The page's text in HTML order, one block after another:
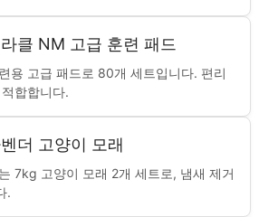
클 NM 고급 훈련 패드
용 고급 패드로 80개 세트입니다. 편리
합합니다.
더 고양이 모래
7kg 고양이 모래 2개 세트로, 냄새 제거
.